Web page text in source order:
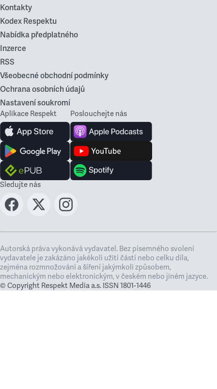
Kontakty
Kodex Respektu
Nabídka předplatného
Inzerce
RSS
Všeobecné obchodní podmínky
Ochrana osobních údajů
Nastavení soukromí
Aplikace Respekt Poslouchejte nás
Sledujte nás
Autorská práva vykonává vydavatel. Bez písemného svolení
vydavatele je zakázáno jakékoli užití částí nebo celku díla,
zejména rozmnožování a šíření jakýmkoli způsobem,
mechanickým nebo elektronickým, v českém nebo jiném jazyce.
© Copyright Respekt Media a.s. ISSN 1801-1446